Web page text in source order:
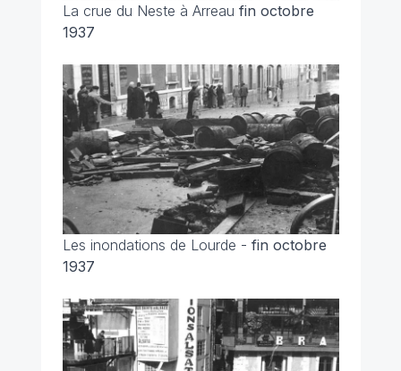
La crue du Neste à Arreau fin octobre
1937
Les inondations de Lourde - fin octobre
1937